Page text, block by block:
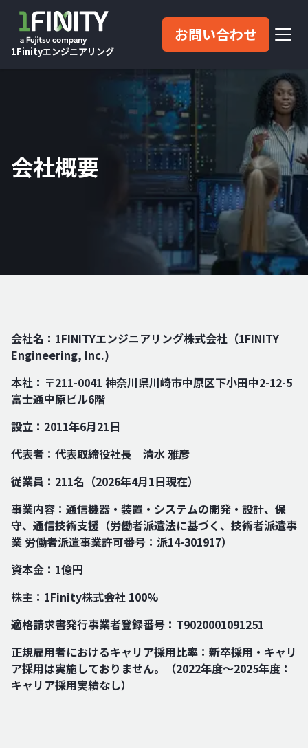
1Finityエンジニアリング
お問い合わせ
会社概要
会社名：1FINITYエンジニアリング株式会社（1FINITY
Engineering, Inc.)
本社：〒211-0041 神奈川県川崎市中原区下小田中2-12-5
富士通中原ビル6階
設立：2011年6月21日
代表者：代表取締役社長 清水 雅彦
従業員：211名（2026年4月1日現在）
事業内容：通信機器・装置・システムの開発・設計、保
守、通信技術支援（労働者派遣法に基づく、技術者派遣事
業 労働者派遣事業許可番号：派14-301917）
資本金：1億円
株主：1Finity株式会社 100%
適格請求書発行事業者登録番号：T9020001091251
正規雇用者におけるキャリア採用比率：新卒採用・キャリ
ア採用は実施しておりません。（2022年度～2025年度：
キャリア採用実績なし）